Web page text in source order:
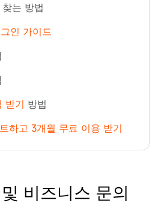
찾는 방법
인 가이드
받기 방법
하고 3개월 무료 이용 받기
비즈니스 문의